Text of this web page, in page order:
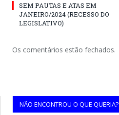
SEM PAUTAS E ATAS EM
JANEIRO/2024 (RECESSO DO
LEGISLATIVO)
Os comentários estão fechados.
NÃO ENCONTROU O QUE QUERIA?